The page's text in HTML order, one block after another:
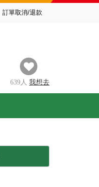
訂單取消/退款
639人 我想去